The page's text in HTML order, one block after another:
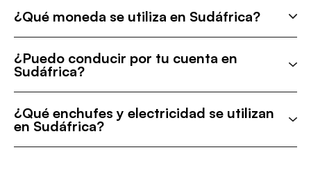
¿Qué moneda se utiliza en Sudáfrica?
¿Puedo conducir por tu cuenta en
Sudáfrica?
¿Qué enchufes y electricidad se utilizan
en Sudáfrica?